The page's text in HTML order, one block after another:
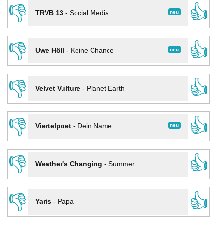
👎
neu
TRVB 13- Social Media
👍
👎
neu
Uwe Höll - Keine Chance
👍
👎
Velvet Vulture- Planet Earth
👍
👎
neu
Viertelpoet- Dein Name
👍
👎
Weather's Changing - Summer
👍
👎
Yaris- Papa 👍